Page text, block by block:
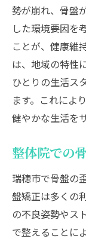
地域
骨盤矯
骨盤矯
地域医
瑞穂市
骨盤ケ
重い荷
荷物の
日常生
荷物を
負担軽
勢が崩れ、骨盤
した環境要因を
ことが、健康維
は、地域の特性
ひとりの生活ス
ます。これによ
健やかな生活を
整体院での
瑞穂市で骨盤の
盤矯正は多くの
の不良姿勢やス
で整えることに